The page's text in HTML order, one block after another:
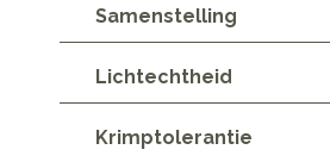
Samenstelling
Lichtechtheid
Krimptolerantie